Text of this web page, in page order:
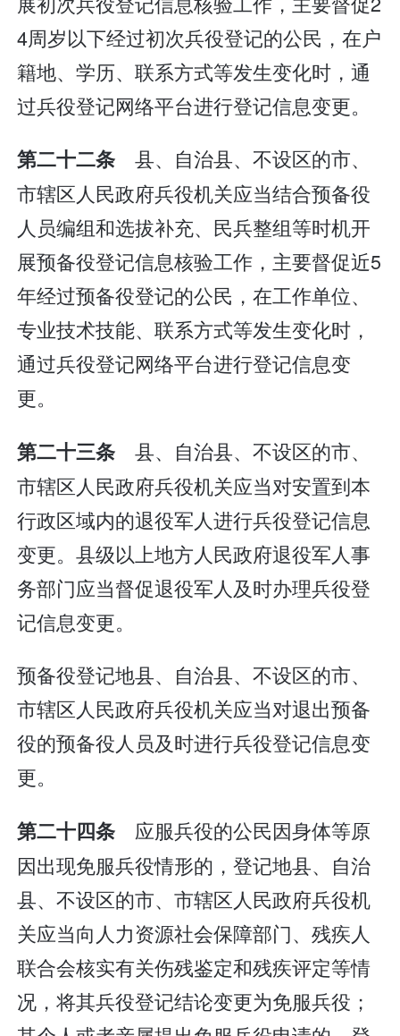
4周岁以下经过初次兵役登记的公民，在户
籍地、学历、联系方式等发生变化时，通
过兵役登记网络平台进行登记信息变更。
第二十二条 县、自治县、不设区的市、
市辖区人民政府兵役机关应当结合预备役
人员编组和选拔补充、民兵整组等时机开
展预备役登记信息核验工作，主要督促近5
年经过预备役登记的公民，在工作单位、
专业技术技能、联系方式等发生变化时，
通过兵役登记网络平台进行登记信息变
更。
第二十三条 县、自治县、不设区的市、
市辖区人民政府兵役机关应当对安置到本
行政区域内的退役军人进行兵役登记信息
变更。县级以上地方人民政府退役军人事
务部门应当督促退役军人及时办理兵役登
记信息变更。
预备役登记地县、自治县、不设区的市、
市辖区人民政府兵役机关应当对退出预备
役的预备役人员及时进行兵役登记信息变
更。
第二十四条 应服兵役的公民因身体等原
因出现免服兵役情形的，登记地县、自治
县、不设区的市、市辖区人民政府兵役机
关应当向人力资源社会保障部门、残疾人
联合会核实有关伤残鉴定和残疾评定等情
况，将其兵役登记结论变更为免服兵役；